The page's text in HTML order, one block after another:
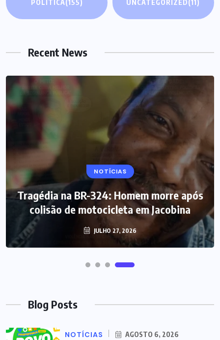
POLÍTICA(155) UNCATEGORIZED(11)
Recent News
NOTÍCIAS
Tragédia na BR-324: Homem morre após
colisão de motocicleta em Jacobina
JULHO 27, 2026
Blog Posts
NOTÍCIAS AGOSTO 6, 2026